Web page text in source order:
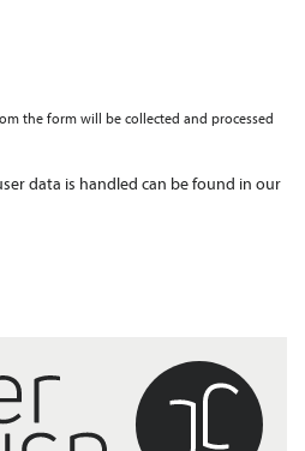
the form will be collected and processed
data is handled can be found in our